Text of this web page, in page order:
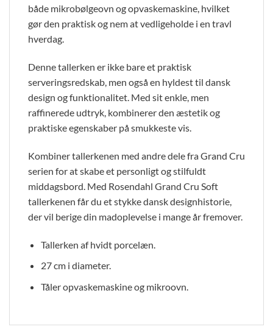
både mikrobølgeovn og opvaskemaskine, hvilket
gør den praktisk og nem at vedligeholde i en travl
hverdag.
Denne tallerken er ikke bare et praktisk
serveringsredskab, men også en hyldest til dansk
design og funktionalitet. Med sit enkle, men
raffinerede udtryk, kombinerer den æstetik og
praktiske egenskaber på smukkeste vis.
Kombiner tallerkenen med andre dele fra Grand Cru
serien for at skabe et personligt og stilfuldt
middagsbord. Med Rosendahl Grand Cru Soft
tallerkenen får du et stykke dansk designhistorie,
der vil berige din madoplevelse i mange år fremover.
Tallerken af hvidt porcelæn.
27 cm i diameter.
Tåler opvaskemaskine og mikroovn.